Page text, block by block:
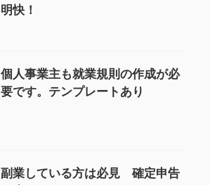
明快！
個人事業主も就業規則の作成が必
要です。テンプレートあり
副業している方は必見 確定申告